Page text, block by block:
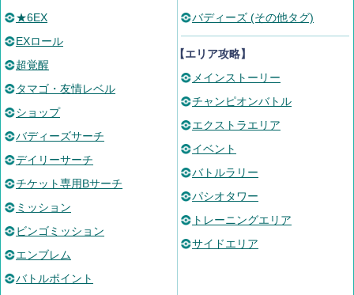
★6EX
EXロール
超覚醒
タマゴ・友情レベル
ショップ
バディーズサーチ
デイリーサーチ
チケット専用Bサーチ
ミッション
ビンゴミッション
エンブレム
バトルポイント
バディーズ (その他タグ)
【エリア攻略】
メインストーリー
チャンピオンバトル
エクストラエリア
イベント
バトルラリー
パシオタワー
トレーニングエリア
サイドエリア